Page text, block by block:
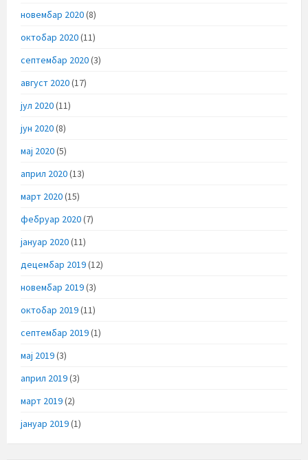
новембар 2020(8)
октобар 2020(11)
септембар 2020(3)
август 2020(17)
јул 2020(11)
јун 2020(8)
мај 2020(5)
април 2020(13)
март 2020(15)
фебруар 2020(7)
јануар 2020(11)
децембар 2019(12)
новембар 2019(3)
октобар 2019(11)
септембар 2019(1)
мај 2019(3)
април 2019(3)
март 2019(2)
јануар 2019(1)